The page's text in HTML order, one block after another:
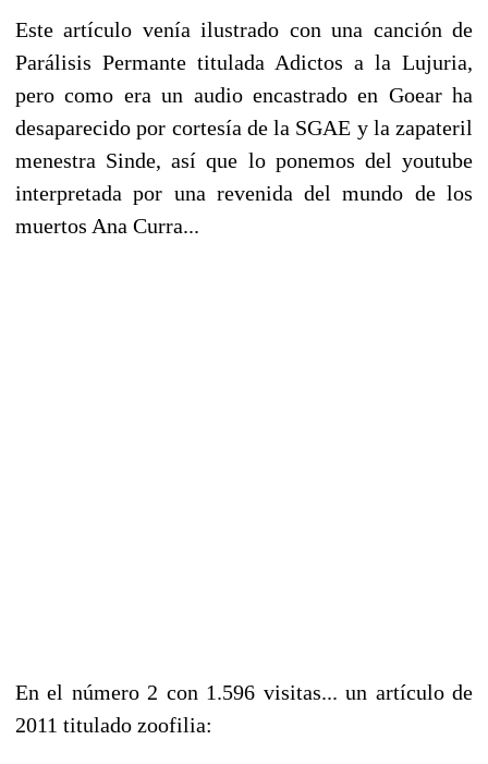
Este artículo venía ilustrado con una canción de
Parálisis Permante titulada Adictos a la Lujuria,
pero como era un audio encastrado en Goear ha
desaparecido por cortesía de la SGAE y la zapateril
menestra Sinde, así que lo ponemos del youtube
interpretada por una revenida del mundo de los
muertos Ana Curra...
En el número 2 con 1.596 visitas... un artículo de
2011 titulado zoofilia: